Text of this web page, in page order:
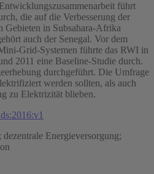
führt
die auf die Verbesserung der
Gebieten in Subsahara-Afrika
auch der Senegal. Vor dem
Grid-Systemen führte das RWI in
2011 eine Baseline-Studie durch.
durchgeführt. Die Umfrage
werden sollten, als auch
zu Elektrizität blieben.
dezentrale Energieversorgung;